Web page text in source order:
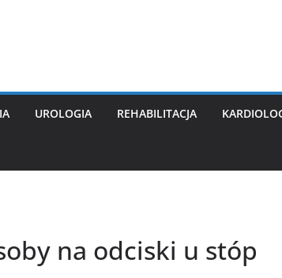
UROLOGIA REHABILITACJA
na odciski u stóp